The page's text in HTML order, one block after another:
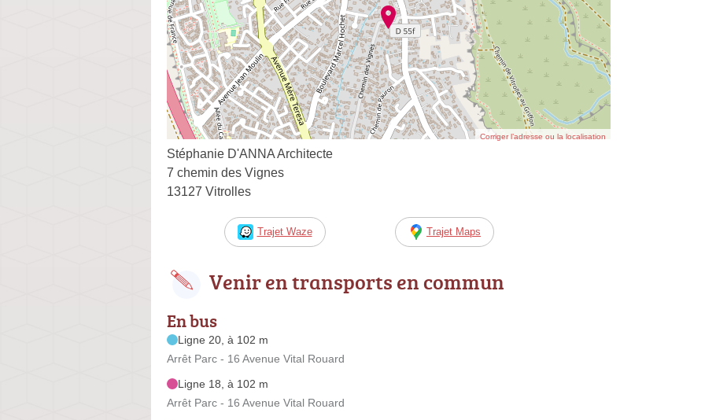
Corriger l’adresse ou la localisation
Stéphanie D'ANNA Architecte
7 chemin des Vignes
13127 Vitrolles
Trajet Waze Trajet Maps
Venir en transports en commun
En bus
Ligne 20, à 102 m
Arrêt Parc - 16 Avenue Vital Rouard
Ligne 18, à 102 m
Arrêt Parc - 16 Avenue Vital Rouard